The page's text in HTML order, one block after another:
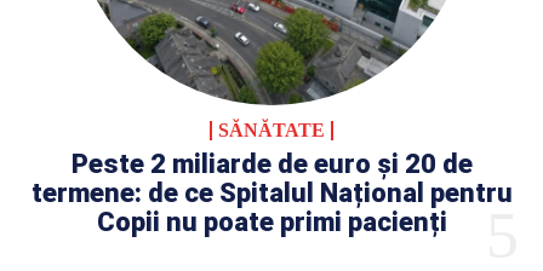
SĂNĂTATE
Peste 2 miliarde de euro și 20 de
termene: de ce Spitalul Național pentru
Copii nu poate primi pacienți